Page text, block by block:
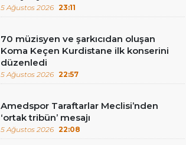
5 Ağustos 2026 23:11
70 müzisyen ve şarkıcıdan oluşan
Koma Keçen Kurdistane ilk konserini
düzenledi
5 Ağustos 2026 22:57
Amedspor Taraftarlar Meclisi’nden
‘ortak tribün’ mesajı
5 Ağustos 2026 22:08